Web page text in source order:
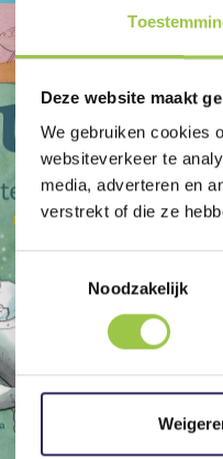
Deze website maakt
We gebruiken cookies
websiteverkeer te
media, adverteren en
verstrekt of die ze
Noodzakelijk